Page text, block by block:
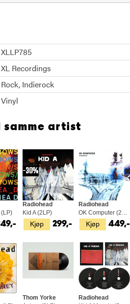
XLLP785
XL Recordings
Rock Indierock
Vinyl
artist
(LP)
Kjøp
30%
Radiohead
Kid A (2LP)
299,- Kjøp
Radiohead
OK Computer (2LP)
449,-
Thom Yorke
Radiohead